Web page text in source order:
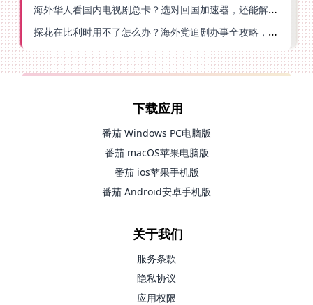
海外华人看国内电视剧总卡？选对回国加速器，还能解决菲律宾打不开反诈中心的问题
探花在比利时用不了怎么办？海外党追剧办事全攻略，选对加速器就够了
下载应用
番茄 Windows PC电脑版
番茄 macOS苹果电脑版
番茄 ios苹果手机版
番茄 Android安卓手机版
关于我们
服务条款
隐私协议
应用权限